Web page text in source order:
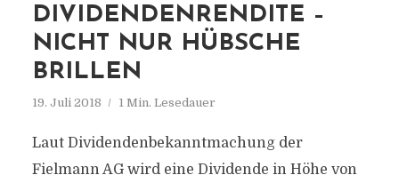
DIVIDENDENRENDITE –
NICHT NUR HÜBSCHE
BRILLEN
19. Juli 2018 1 Min. Lesedauer
Laut Dividendenbekanntmachung der
Fielmann AG wird eine Dividende in Höhe von